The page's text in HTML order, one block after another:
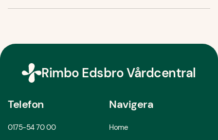
Rimbo Edsbro Vårdcentral
Telefon
0175-54 70 00
Navigera
Home